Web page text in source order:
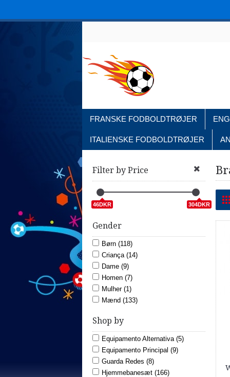
FRANSKE FODBOLDTRØJER
ITALIENSKE FODBOLDTRØJER
Filter by Price
46DKR 304DKR
Gender
Børn (118)
Criança (14)
Dame (9)
Homen (7)
Mulher (1)
Mænd (133)
Shop by
Equipamento Alternativa (5)
Equipamento Principal (9)
Guarda Redes (8)
Hjemmebanesæt (166)